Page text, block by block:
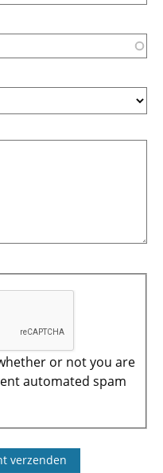
or not you are
automated spam